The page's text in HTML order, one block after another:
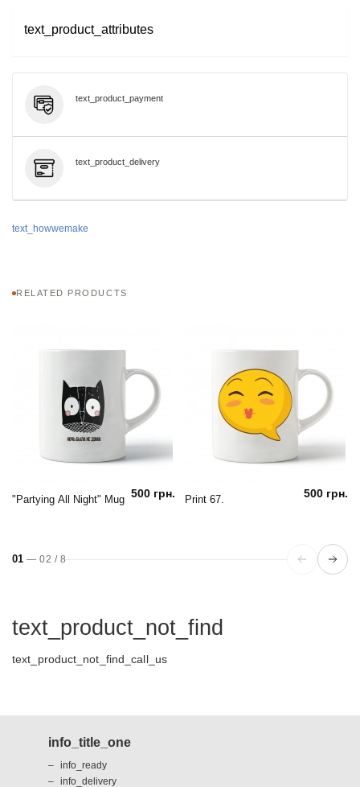
text_product_attributes
text_product_payment
text_product_delivery
text_howwemake
RELATED PRODUCTS
"Partying All Night" Mug 500 грн. Print 67. 500 грн.
01 —02 / 8
text_product_not_find
text_product_not_find_call_us
info_title_one
info_ready
info_delivery